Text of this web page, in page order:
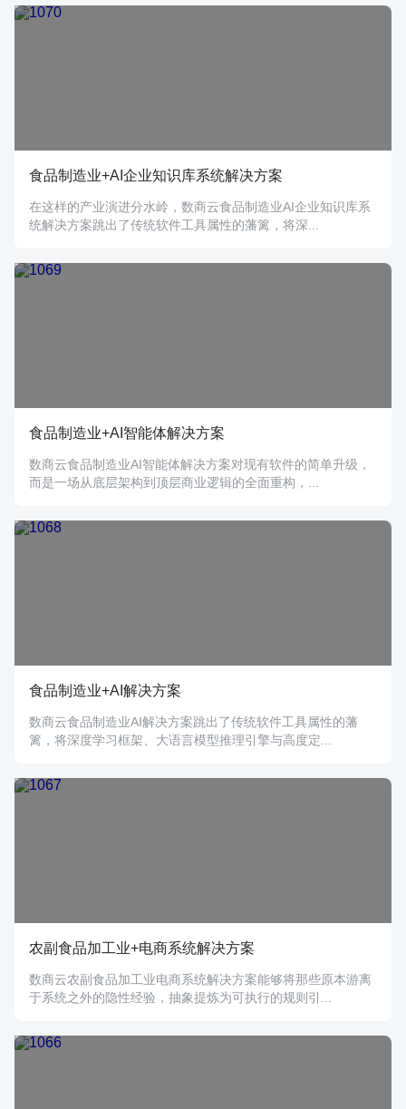
食品制造业+AI企业知识库系统解决方案
在这样的产业演进分水岭，数商云食品制造业AI企业知识库系
统解决方案跳出了传统软件工具属性的藩篱，将深...
食品制造业+AI智能体解决方案
数商云食品制造业AI智能体解决方案对现有软件的简单升级，
而是一场从底层架构到顶层商业逻辑的全面重构，...
食品制造业+AI解决方案
数商云食品制造业AI解决方案跳出了传统软件工具属性的藩
篱，将深度学习框架、大语言模型推理引擎与高度定...
农副食品加工业+电商系统解决方案
数商云农副食品加工业电商系统解决方案能够将那些原本游离
于系统之外的隐性经验，抽象提炼为可执行的规则引...